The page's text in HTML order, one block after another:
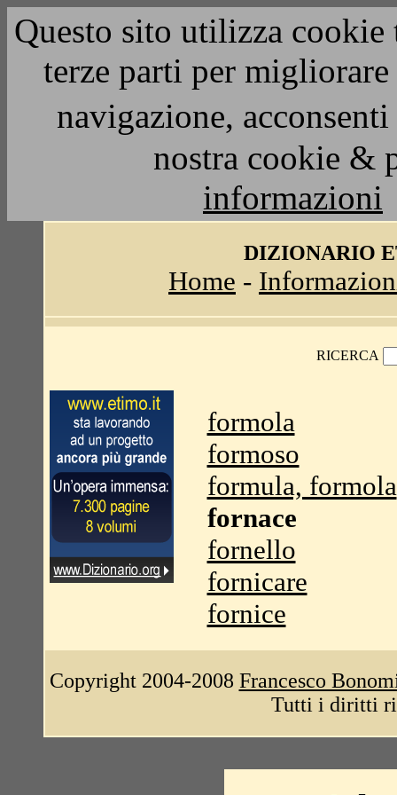
Questo sito utilizza
terze parti per
navigazione,
nostra cookie &
informazioni
DIZIONARIO
Home -
RICERCA
formola
formoso
formula, formola
fornace
fornello
fornicare
fornice
Copyright 2004-2008 Francesco
Tutti i diritti